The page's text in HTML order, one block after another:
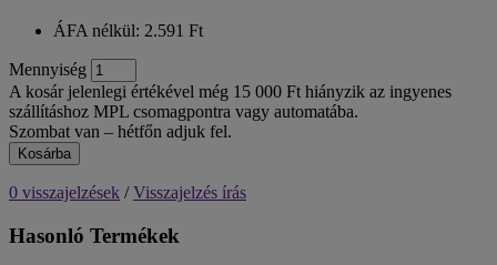
ÁFA nélkül: 2.591 Ft
Mennyiség
A kosár jelenlegi értékével még 15 000 Ft hiányzik az ingyenes
szállításhoz MPL csomagpontra vagy automatába.
Szombat van – hétfőn adjuk fel.
Kosárba
0 visszajelzések /Visszajelzés írás
Hasonló Termékek